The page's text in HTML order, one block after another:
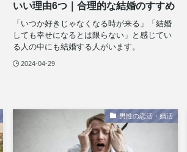
いい理由6つ｜合理的な結婚のすすめ
「いつか好きじゃなくなる時が来る」「結婚
しても幸せになるとは限らない」と感じてい
る人の中にも結婚する人がいます。
2024-04-29
男性の恋活・婚活